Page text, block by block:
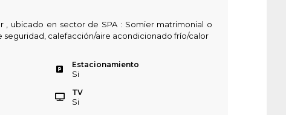
, ubicado en sector de SPA : Somier matrimonial o
seguridad, calefacción/aire acondicionado frío/calor
Estacionamiento
Si
TV
Si